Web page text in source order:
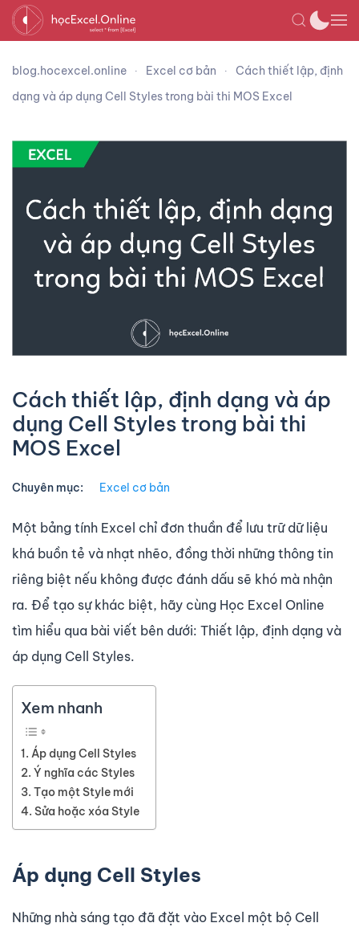
blog.hocexcel.online Excel cơ bản
Cách thiết lập, định
dạng và áp dụng Cell Styles trong bài thi MOS Excel
Cách thiết lập, định dạng và áp
dụng Cell Styles trong bài thi
MOS Excel
Chuyên mục: Excel cơ bản
Một bảng tính Excel chỉ đơn thuần để lưu trữ dữ liệu
khá buồn tẻ và nhạt nhẽo, đồng thời những thông tin
riêng biệt nếu không được đánh dấu sẽ khó mà nhận
ra. Để tạo sự khác biệt, hãy cùng Học Excel Online
tìm hiểu qua bài viết bên dưới: Thiết lập, định dạng và
áp dụng Cell Styles.
Xem nhanh
Áp dụng Cell Styles
Ý nghĩa các Styles
Tạo một Style mới
Sửa hoặc xóa Style
Áp dụng Cell Styles
Những nhà sáng tạo đã đặt vào Excel một bộ Cell